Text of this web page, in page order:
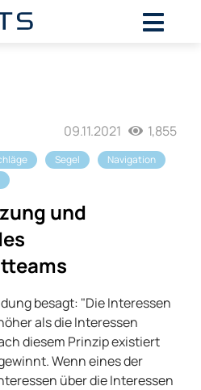
09.11.2021 1,855
Segel
Navigation
und
besagt: "Die Interessen
als die Interessen
diesem Prinzip existiert
Wenn eines der
über die Interessen